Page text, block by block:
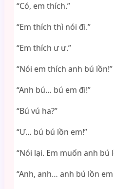
“Có, em thích.”
“Em thích thì nói đi.”
“Em thích ư ư.”
“Nói em thích anh bú lồn!”
“Anh bú… bú em đi!”
“Bú vú ha?”
“Ư… bú bú lồn em!”
“Nói lại. Em muốn anh bú
“Anh, anh… anh bú lồn